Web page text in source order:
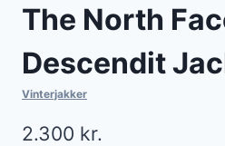
The North
Descendit
Vinterjakker
2.300 kr.